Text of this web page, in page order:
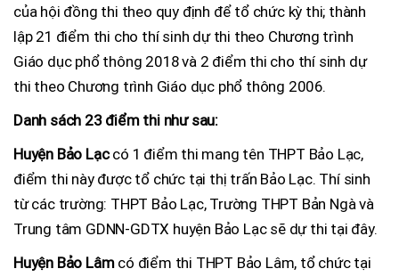
của hội đồng thi theo quy định để tổ chức kỳ thi; thành
lập 21 điểm thi cho thí sinh dự thi theo Chương trình
Giáo dục phổ thông 2018 và 2 điểm thi cho thí sinh dự
thi theo Chương trình Giáo dục phổ thông 2006.
Danh sách 23 điểm thi như sau:
Huyện Bảo Lạccó 1 điểm thi mang tên THPT Bảo Lạc,
điểm thi này được tổ chức tại thị trấn Bảo Lạc. Thí sinh
từ các trường: THPT Bảo Lạc, Trường THPT Bản Ngà và
Trung tâm GDNN-GDTX huyện Bảo Lạc sẽ dự thi tại đây.
Huyện Bảo Lâmcó điểm thi THPT Bảo Lâm, tổ chức tại